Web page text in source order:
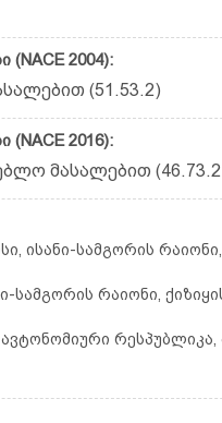
2004):
(51.53.2)
2016):
მასალებით
ისანი-სამგორის
სამგორის რაიონი,
რესპუბლიკა,